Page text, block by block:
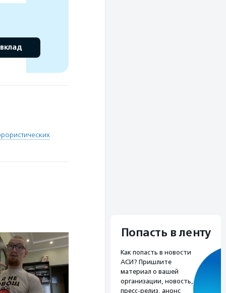
Попасть в ленту
Как попасть в новости
АСИ? Пришлите
материал о вашей
организации, новость,
пресс-релиз, анонс